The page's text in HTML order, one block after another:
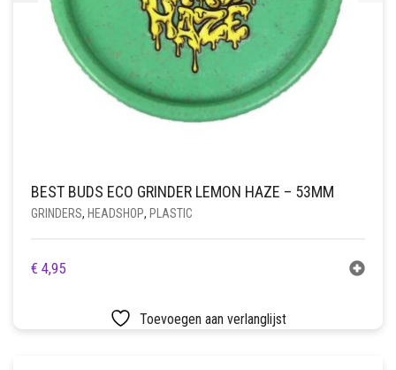
BEST BUDS ECO GRINDER LEMON HAZE – 53MM
GRINDERS, HEADSHOP, PLASTIC
€ 4,95
Toevoegen aan verlanglijst